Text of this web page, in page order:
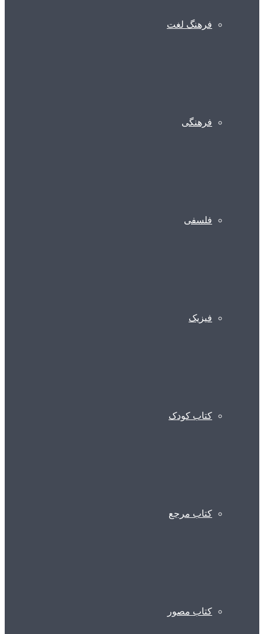
فرهنگ لغت
فرهنگی
فلسفی
فیزیک
کتاب کودک
کتاب مرجع
کتاب مصور